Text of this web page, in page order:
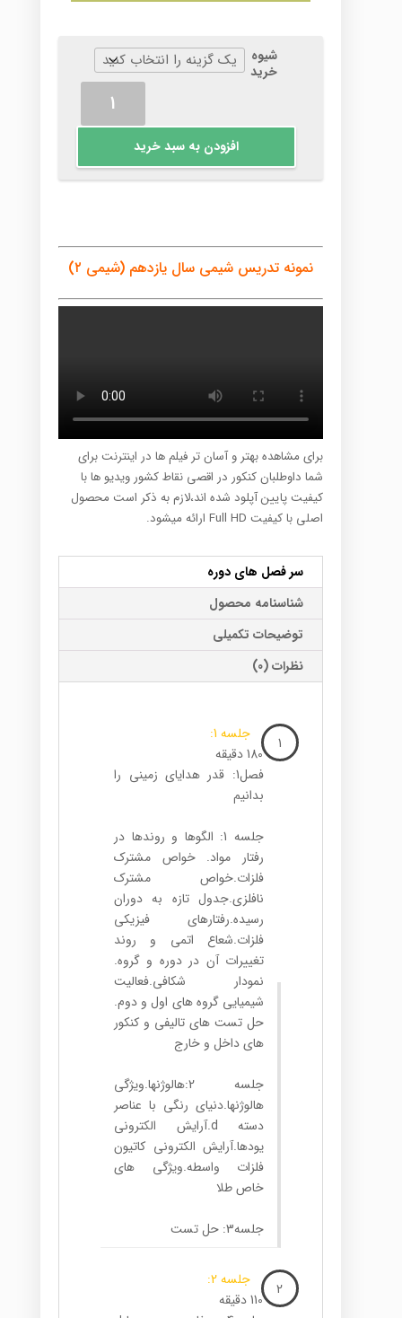
شیوه
خرید
یازدهم
(شیمی
۲)
افزودن به سبد خرید
نمونه تدریس شیمی سال یازدهم (شیمی ۲)
برای مشاهده بهتر و آسان تر فیلم ها در اینترنت برای
شما داوطلبان کنکور در اقصی نقاط کشور ویدیو ها با
کیفیت پایین آپلود شده اند،لازم به ذکر است محصول
اصلی با کیفیت Full HD ارائه میشود.
سر فصل های دوره
شناسنامه محصول
توضیحات تکمیلی
نظرات (0)
1
جلسه 1:
180 دقیقه
فصل1: قدر هدایای زمینی را
بدانیم
جلسه 1: الگوها و روندها در
رفتار مواد. خواص مشترک
فلزات.خواص مشترک
نافلزی.جدول تازه به دوران
رسیده.رفتارهای فیزیکی
فلزات.شعاع اتمی و روند
تغییرات آن در دوره و گروه.
نمودار شکافی.فعالیت
شیمیایی گروه های اول و دوم.
حل تست های تالیفی و کنکور
های داخل و خارج
جلسه 2:هالوژنها.ویژگی
هالوژنها.دنیای رنگی با عناصر
دسته d.آرایش الکترونی
یودها.آرایش الکترونی کاتیون
فلزات واسطه.ویژگی های
خاص طلا
جلسه3: حل تست
2
جلسه 2:
110 دقیقه